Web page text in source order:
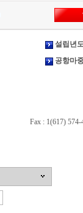
설립년
공항마
Fax : 1(617) 574-